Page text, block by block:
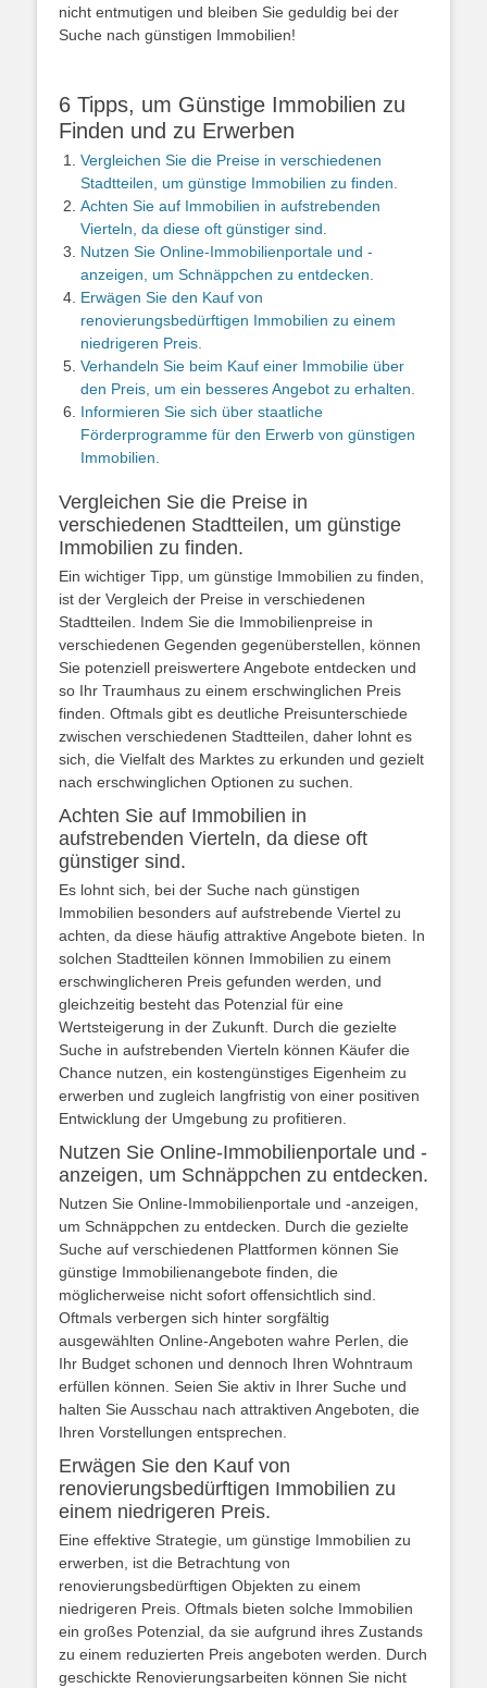
nicht entmutigen und bleiben Sie geduldig bei der
Suche nach günstigen Immobilien!
6 Tipps, um Günstige Immobilien zu
Finden und zu Erwerben
Vergleichen Sie die Preise in verschiedenen
Stadtteilen, um günstige Immobilien zu finden.
Achten Sie auf Immobilien in aufstrebenden
Vierteln, da diese oft günstiger sind.
Nutzen Sie Online-Immobilienportale und -
anzeigen, um Schnäppchen zu entdecken.
Erwägen Sie den Kauf von
renovierungsbedürftigen Immobilien zu einem
niedrigeren Preis.
Verhandeln Sie beim Kauf einer Immobilie über
den Preis, um ein besseres Angebot zu erhalten.
Informieren Sie sich über staatliche
Förderprogramme für den Erwerb von günstigen
Immobilien.
Vergleichen Sie die Preise in
verschiedenen Stadtteilen, um günstige
Immobilien zu finden.
Ein wichtiger Tipp, um günstige Immobilien zu finden,
ist der Vergleich der Preise in verschiedenen
Stadtteilen. Indem Sie die Immobilienpreise in
verschiedenen Gegenden gegenüberstellen, können
Sie potenziell preiswertere Angebote entdecken und
so Ihr Traumhaus zu einem erschwinglichen Preis
finden. Oftmals gibt es deutliche Preisunterschiede
zwischen verschiedenen Stadtteilen, daher lohnt es
sich, die Vielfalt des Marktes zu erkunden und gezielt
nach erschwinglichen Optionen zu suchen.
Achten Sie auf Immobilien in
aufstrebenden Vierteln, da diese oft
günstiger sind.
Es lohnt sich, bei der Suche nach günstigen
Immobilien besonders auf aufstrebende Viertel zu
achten, da diese häufig attraktive Angebote bieten. In
solchen Stadtteilen können Immobilien zu einem
erschwinglicheren Preis gefunden werden, und
gleichzeitig besteht das Potenzial für eine
Wertsteigerung in der Zukunft. Durch die gezielte
Suche in aufstrebenden Vierteln können Käufer die
Chance nutzen, ein kostengünstiges Eigenheim zu
erwerben und zugleich langfristig von einer positiven
Entwicklung der Umgebung zu profitieren.
Nutzen Sie Online-Immobilienportale und -
anzeigen, um Schnäppchen zu entdecken.
Nutzen Sie Online-Immobilienportale und -anzeigen,
um Schnäppchen zu entdecken. Durch die gezielte
Suche auf verschiedenen Plattformen können Sie
günstige Immobilienangebote finden, die
möglicherweise nicht sofort offensichtlich sind.
Oftmals verbergen sich hinter sorgfältig
ausgewählten Online-Angeboten wahre Perlen, die
Ihr Budget schonen und dennoch Ihren Wohntraum
erfüllen können. Seien Sie aktiv in Ihrer Suche und
halten Sie Ausschau nach attraktiven Angeboten, die
Ihren Vorstellungen entsprechen.
Erwägen Sie den Kauf von
renovierungsbedürftigen Immobilien zu
einem niedrigeren Preis.
Eine effektive Strategie, um günstige Immobilien zu
erwerben, ist die Betrachtung von
renovierungsbedürftigen Objekten zu einem
niedrigeren Preis. Oftmals bieten solche Immobilien
ein großes Potenzial, da sie aufgrund ihres Zustands
zu einem reduzierten Preis angeboten werden. Durch
geschickte Renovierungsarbeiten können Sie nicht